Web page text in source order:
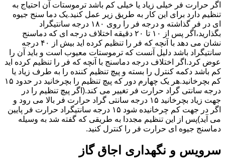
اگر حرارت فر خیلی زیاد یا خیلی کم باشد ترموستات آن احتیاج به
تنظیم دارد برای این کار به طریق زیر عمل کنید.یک دما سنج جیوه
ای در فر گذاشته و درجه فر را روی ۱۸۰ درجه سانتیگراد
بگذارید،اگر پس از ۱۰ تا ۲۰ دقیقه اختلاف درجه ای که دماسنج
نشان می دهد با آنچه که فر را تنظیم کرده اید بیش از ۴۰ درجه
سانتیگراد باشد دلیل آنست که ترموستات معیوب است و باید آن را
عوض کرد.اگر اختلاف درجه دماسنج با آنچه که فر را تنظیم کرده اید
کم باشد دکمه کنترل را بسته و پیچ تنظیم کننده را به طرف زیاد یا
کم بچرخانید.هر یک چهارم دور که پیچ تنظیم را بچرخانید در حدود ۱۵
درجه سانتی گراد حرارت فر تغییر می کند.(اگر پیچ تنظیم را در
جهت زیاد بچرخانید ۱۵ درجه سانتی گراد حرارت فر بالا می رود و
اگر در جهت کم چرخانیده شود ۱۵ درجه سانتیگراد حرارت فر پایین
می آید)پس از این تنظیم مجددا به طریقی که گفته شد به وسیله
دماسنج جیوه ای حرارت فر را کنترل کنید.
سرویس و نگهداری اجاق گاز